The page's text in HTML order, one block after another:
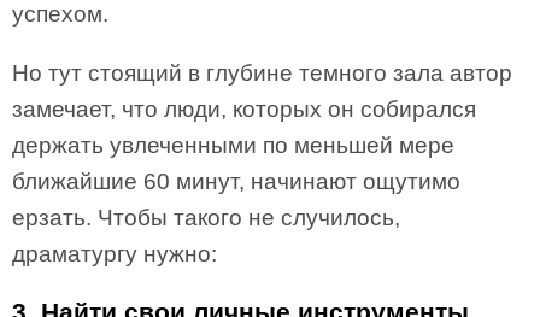
успехом.
Но тут стоящий в глубине темного зала автор
замечает, что люди, которых он собирался
держать увлеченными по меньшей мере
ближайшие 60 минут, начинают ощутимо
ерзать. Чтобы такого не случилось,
драматургу нужно: